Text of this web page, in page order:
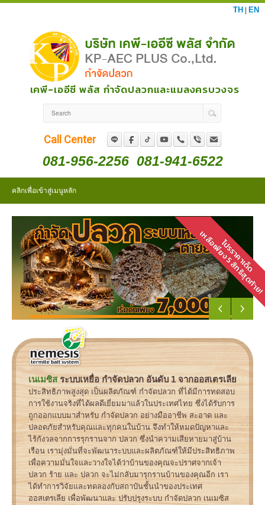
TH EN
เคพี-เออีซี พลัส กำจัดปลวกและแมลงครบวงจร
Call Center
081-956-2256 081-941-6522
คลิกเพื่อเข้าสู่เมนูหลัก
โปรราคาเด็ด
เหลือเพียง 5 สิทธิสุ
เนเมซิสระบบเหยื่อ กำจัดปลวก อันดับ 1 จากออสเตรเลีย
ประสิทธิภาพสูงสุด เป็นผลิตภัณฑ์ กำจัดปลวก ที่ได้มีการทดสอบ
การใช้งานจริงที่ได้ผลดีเยี่ยมมาแล้วในประเทศไทย ซึ่งได้รับการ
ถูกออกแบบมาสำหรับ กำจัดปลวก อย่างมืออาชีพ สะอาด และ
ปลอดภัยสำหรับคุณและทุกคนในบ้าน จึงทำให้หมดปัญหาและ
ไร้กังวลจากการรุกรานจาก ปลวก ซึ่งนำความเสียหายมาสู่บ้าน
เรือน เรามุ่งมั่นที่จะพัฒนาระบบและผลิตภัณฑ์ให้มีประสิทธิภาพ
เพื่อความมั่นใจและวางใจได้ว่าบ้านของคุณจะปราศจากเจ้า
ปลวก ร้าย และ ปลวก จะไม่กลับมารุกรานบ้านของคุณอีก เรา
ได้ทำการวิจัยและทดลองกับสถาบันชั้นนำของประเทศ
ออสเตรเลีย เพื่อพัฒนาและ ปรับปรุงระบบ กำจัดปลวก เนเมซิส